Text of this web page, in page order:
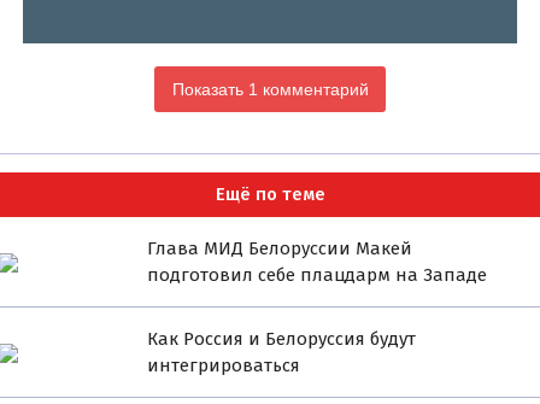
Показать 1 комментарий
Ещё по теме
Глава МИД Белоруссии Макей
подготовил себе плацдарм на Западе
Как Россия и Белоруссия будут
интегрироваться